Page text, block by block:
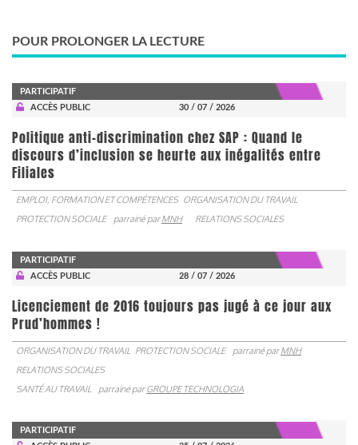
POUR PROLONGER LA LECTURE
PARTICIPATIF
ACCÈS PUBLIC
30 / 07 / 2026
Politique anti-discrimination chez SAP : Quand le
discours d’inclusion se heurte aux inégalités entre
Filiales
EMPLOI, FORMATION ET COMPÉTENCES ORGANISATION DU TRAVAIL
PROTECTION SOCIALE
parrainé parMNH RELATIONS SOCIALES
PARTICIPATIF
ACCÈS PUBLIC
28 / 07 / 2026
Licenciement de 2016 toujours pas jugé à ce jour aux
Prud’hommes !
ORGANISATION DU TRAVAIL PROTECTION SOCIALE parrainé parMNH
RELATIONS SOCIALES
SANTÉ AU TRAVAIL
parrainé parGROUPE TECHNOLOGIA
PARTICIPATIF